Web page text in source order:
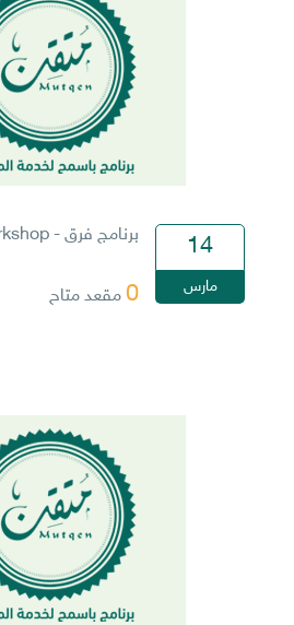
14
مارس
برنامج فرق - Online Workshop
0 مقعد متاح